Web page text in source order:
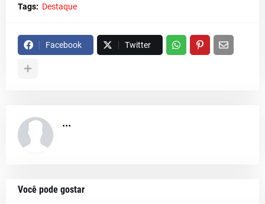
Tags: Destaque
Facebook Twitter
...
Você pode gostar